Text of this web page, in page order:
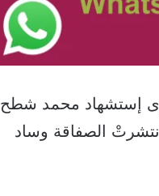
إستشهاد محمد شطح
الصفاقة وساد